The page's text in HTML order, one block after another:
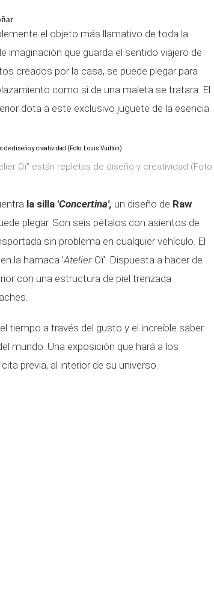
el objeto más llamativo de toda la
imaginación que guarda el sentido viajero de
creados por la casa, se puede plegar para
como si de una maleta se tratara. El
dota a este exclusivo juguete de la esencia
Oï" están repletas de diseño y creatividad (Foto:
la silla 'Concertina', un diseño de Raw
plegar. Son seis pétalos con asientos de
sin problema en cualquier vehículo. El
la hamaca 'Atelier Oï'. Dispuesta a hacer de
con una estructura de piel trenzada
tiempo a través del gusto y el increíble saber
mundo. Una exposición que hará a los
previa, al interior de su universo.